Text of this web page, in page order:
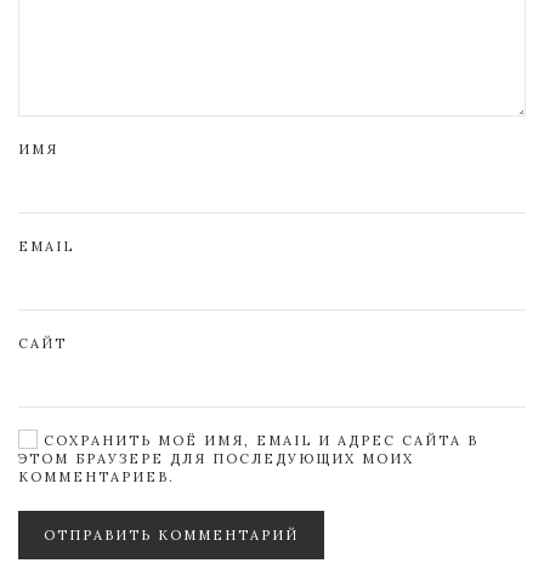
ИМЯ
EMAIL
САЙТ
СОХРАНИТЬ МОЁ ИМЯ, EMAIL И АДРЕС САЙТА В
ЭТОМ БРАУЗЕРЕ ДЛЯ ПОСЛЕДУЮЩИХ МОИХ
КОММЕНТАРИЕВ.
ОТПРАВИТЬ КОММЕНТАРИЙ